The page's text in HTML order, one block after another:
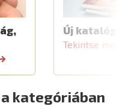
Új katalógus
Tekintse meg a
kategóriában